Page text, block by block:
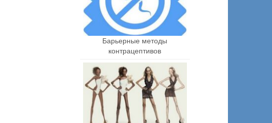
Барьерные методы
контрацептивов